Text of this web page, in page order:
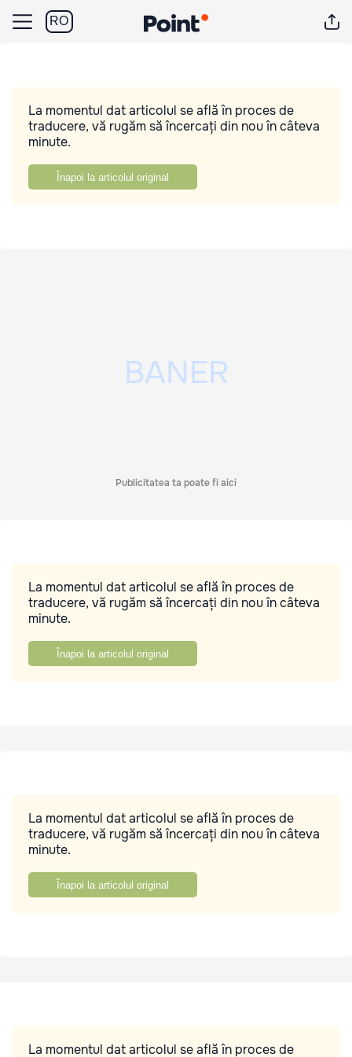
RO
La momentul dat articolul se află în proces de
traducere, vă rugăm să încercați din nou în câteva
minute.
Înapoi la articolul original
Publicitatea ta poate fi aici
La momentul dat articolul se află în proces de
traducere, vă rugăm să încercați din nou în câteva
minute.
Înapoi la articolul original
La momentul dat articolul se află în proces de
traducere, vă rugăm să încercați din nou în câteva
minute.
Înapoi la articolul original
La momentul dat articolul se află în proces de